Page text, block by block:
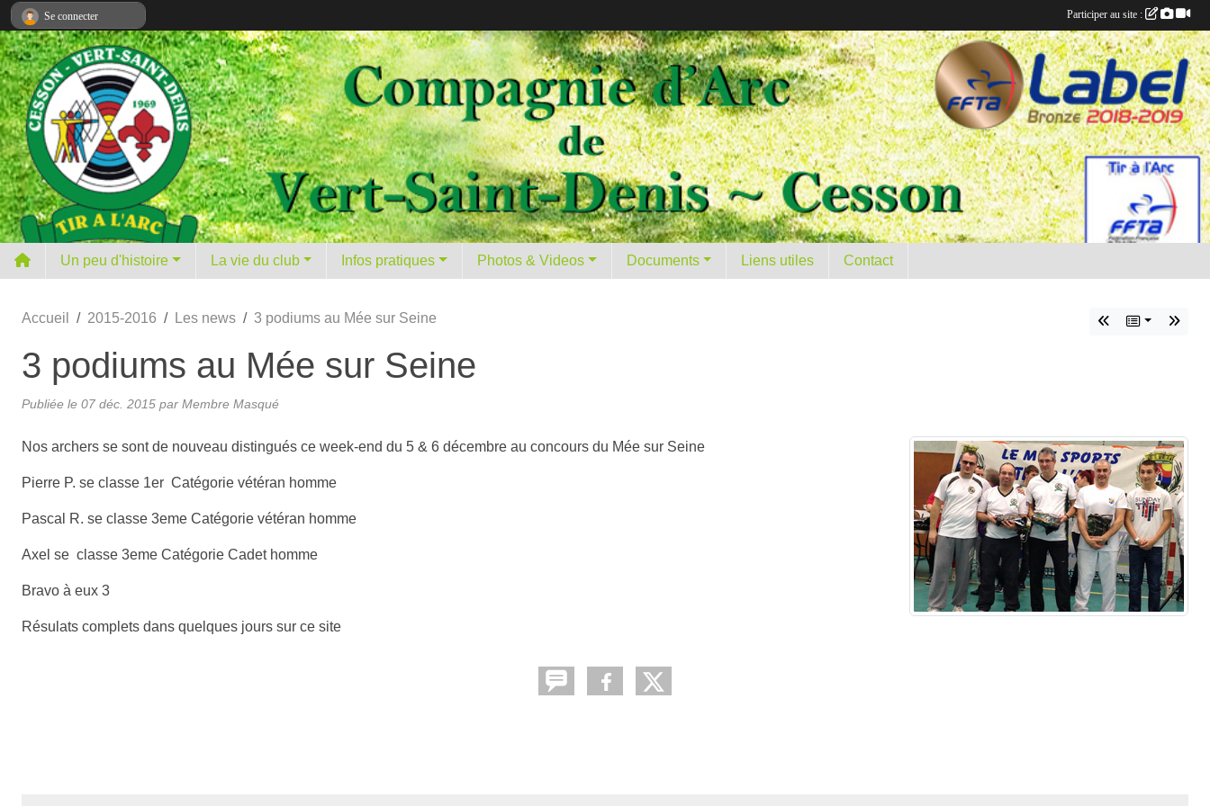
Un peu d'histoire La vie du club Infos pratiques Photos & Videos Documents Liens utiles Contact
Accueil 2015-2016 Les news 3 podiums au Mée sur Seine
3 podiums au Mée sur Seine
Publiée le 07 déc. 2015 par Membre Masqué
Nos archers se sont de nouveau distingués ce week-end du 5 & 6 décembre au concours du Mée sur Seine
Pierre P. se classe 1er Catégorie vétéran homme
Pascal R. se classe 3eme Catégorie vétéran homme
Axel se classe 3eme Catégorie Cadet homme
Bravo à eux 3
Résulats complets dans quelques jours sur ce site
Se connecter Participer au site :
Panneau de gestion des cookies